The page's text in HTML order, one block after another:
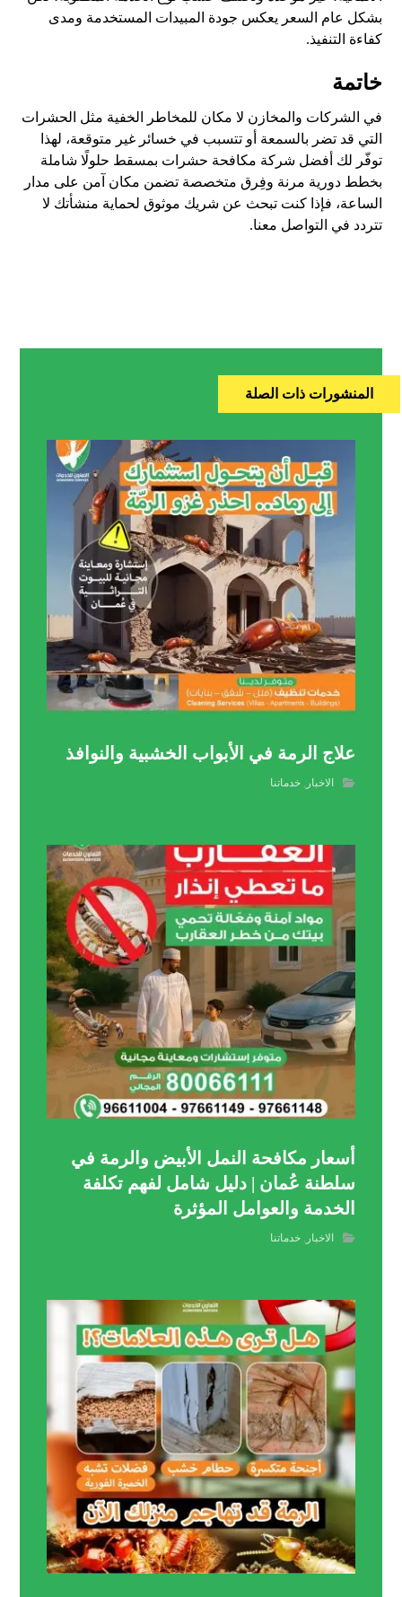
بشكل عام السعر يعكس جودة المبيدات المستخدمة ومدى
كفاءة التنفيذ.
خاتمة
في الشركات والمخازن لا مكان للمخاطر الخفية مثل الحشرات
التي قد تضر بالسمعة أو تتسبب في خسائر غير متوقعة، لهذا
توفّر لك أفضل شركة مكافحة حشرات بمسقط حلولًا شاملة
بخطط دورية مرنة وفِرق متخصصة تضمن مكان آمن على مدار
الساعة، فإذا كنت تبحث عن شريك موثوق لحماية منشأتك لا
تتردد في التواصل معنا.
المنشورات ذات الصلة
علاج الرمة في الأبواب الخشبية والنوافذ
الاخبار ,خدماتنا
أسعار مكافحة النمل الأبيض والرمة في
سلطنة عُمان | دليل شامل لفهم تكلفة
الخدمة والعوامل المؤثرة
الاخبار ,خدماتنا